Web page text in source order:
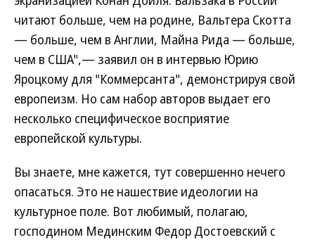
читают больше, чем на родине, Вальтера Скотта
— больше, чем в Англии, Майна Рида — больше,
чем в США",— заявил он в интервью Юрию
Яроцкому для "Коммерсанта", демонстрируя свой
европеизм. Но сам набор авторов выдает его
несколько специфическое восприятие
европейской культуры.
Вы знаете, мне кажется, тут совершенно нечего
опасаться. Это не нашествие идеологии на
культурное поле. Вот любимый, полагаю,
господином Мединским Федор Достоевский с